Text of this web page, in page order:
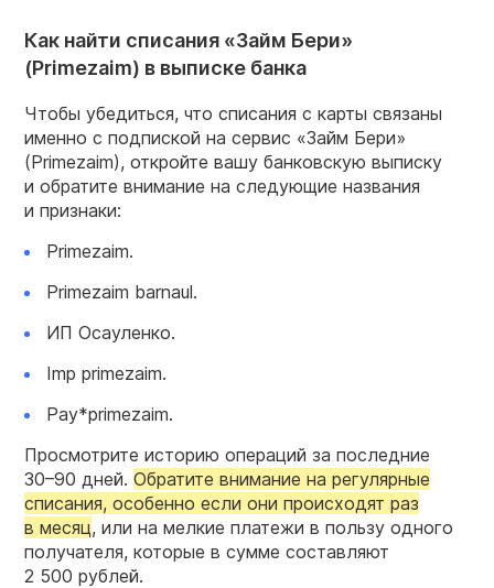
Как найти списания «Займ Бери»
(Primezaim) в выписке банка
Чтобы убедиться, что списания с карты связаны
именно с подпиской на сервис «Займ Бери»
(Primezaim), откройте вашу банковскую выписку
и обратите внимание на следующие названия
и признаки:
Primezaim.
Primezaim barnaul.
ИП Осауленко.
Imp primezaim.
Pay*primezaim.
Просмотрите историю операций за последние
30–90 дней. Обратите внимание на регулярные
списания, особенно если они происходят раз
в месяц, или на мелкие платежи в пользу одного
получателя, которые в сумме составляют
2 500 рублей.